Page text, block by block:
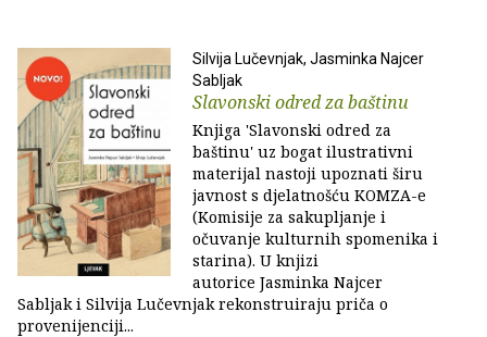
Silvija Lučevnjak, Jasminka Najcer
Sabljak
Slavonski odred za baštinu
Knjiga 'Slavonski odred za
baštinu' uz bogat ilustrativni
materijal nastoji upoznati širu
javnost s djelatnošću KOMZA-e
(Komisije za sakupljanje i
očuvanje kulturnih spomenika i
starina). U knjizi
autorice Jasminka Najcer
Sabljak i Silvija Lučevnjak rekonstruiraju priča o
provenijenciji...